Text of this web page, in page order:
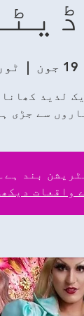
  |
لذیذ
سے جڑی
بند ہے۔
واقعات